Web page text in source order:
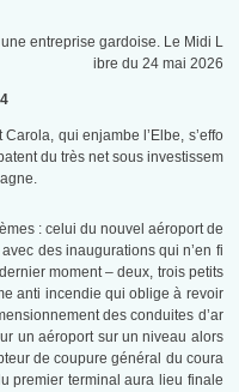
entreprise gardoise. Le Midi L
ibre du 24 mai 2026
qui enjambe l’Elbe, s’effo
du très net sous investissem
: celui du nouvel aéroport de
des inaugurations qui n’en fi
moment – deux, trois petits
anti incendie qui oblige à revoir
des conduites d’ar
un aéroport sur un niveau alors
de coupure général du coura
premier terminal aura lieu finale